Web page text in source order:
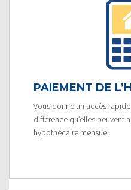
PAIEMENT DE
Vous donne un accès
différence qu’elles peuvent
hypothécaire mensuel.